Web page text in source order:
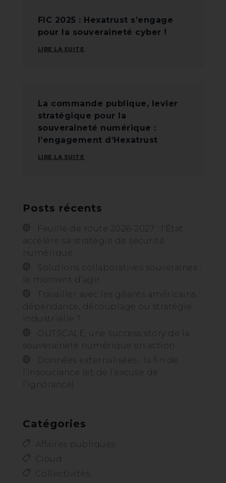
FIC 2025 : Hexatrust s’engage
pour la souveraineté cyber !
LIRE LA SUITE
La commande publique, levier
stratégique pour la
souveraineté numérique :
l’engagement d’Hexatrust
LIRE LA SUITE
Posts récents
Feuille de route 2026-2027 : l’État
accélère sa stratégie de sécurité
numérique
Solutions collaboratives souveraines :
le moment d’agir
Travailler avec les géants américains :
dépendance, découplage ou stratégie
industrielle ?
OUTSCALE, une success story de la
souveraineté numérique en action
Données externalisées : la fin de
l’insouciance (et de l’excuse de
l’ignorance)
Catégories
Affaires publiques
Cloud
Collectivités